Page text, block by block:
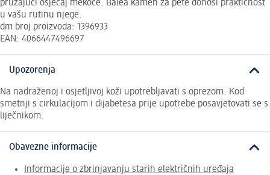
pružajući osjećaj mekoće. Balea kamen za pete donosi praktičnost
u vašu rutinu njege.
dm broj proizvoda: 1396933
EAN: 4066447496697
Upozorenja
Na nadraženoj i osjetljivoj koži upotrebljavati s oprezom. Kod
smetnji s cirkulacijom i dijabetesa prije upotrebe posavjetovati se s
liječnikom.
Obavezne informacije
Informacije o zbrinjavanju starih električnih uređaja